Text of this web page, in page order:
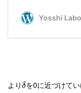
よりδを0に近づけて